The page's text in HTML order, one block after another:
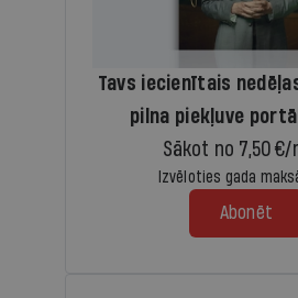
Tavs iecienītais
pilna piekļuve
Sākot no 7,50 €/
Izvēloties gada
Abonēt